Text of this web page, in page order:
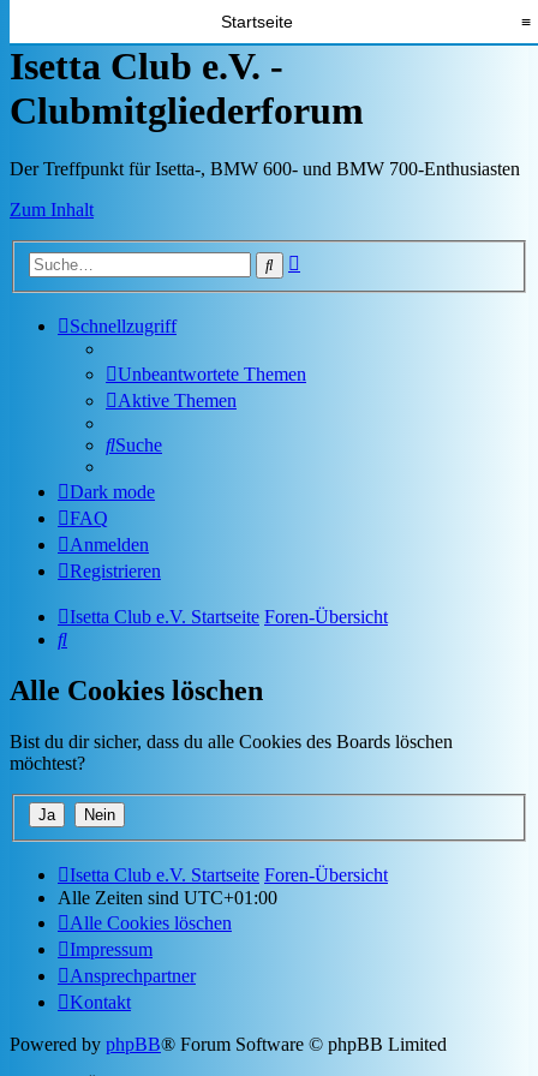
Startseite ≡
Isetta Club e.V. -
Clubmitgliederforum
Der Treffpunkt für Isetta-, BMW 600- und BMW 700-Enthusiasten
Zum Inhalt
Suche
Schnellzugriff
Unbeantwortete Themen
Aktive Themen
Suche
Dark mode
FAQ
Anmelden
Registrieren
Isetta Club e.V. Startseite Foren-Übersicht
Suche
Alle Cookies löschen
Bist du dir sicher, dass du alle Cookies des Boards löschen
möchtest?
Isetta Club e.V. Startseite Foren-Übersicht
Alle Zeiten sind UTC+01:00
Alle Cookies löschen
Impressum
Ansprechpartner
Kontakt
Powered by phpBB® Forum Software © phpBB Limited